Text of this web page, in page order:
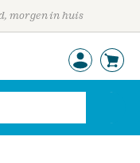
morgen in huis